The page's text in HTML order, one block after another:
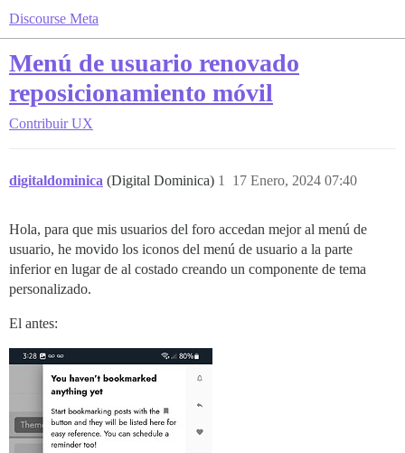
Discourse Meta
Menú de usuario renovado
reposicionamiento móvil
Contribuir UX
digitaldominica (Digital Dominica) 17 Enero, 2024 07:40
1
Hola, para que mis usuarios del foro accedan mejor al menú de
usuario, he movido los iconos del menú de usuario a la parte
inferior en lugar de al costado creando un componente de tema
personalizado.
El antes: